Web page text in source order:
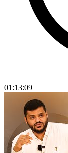
01:13:09